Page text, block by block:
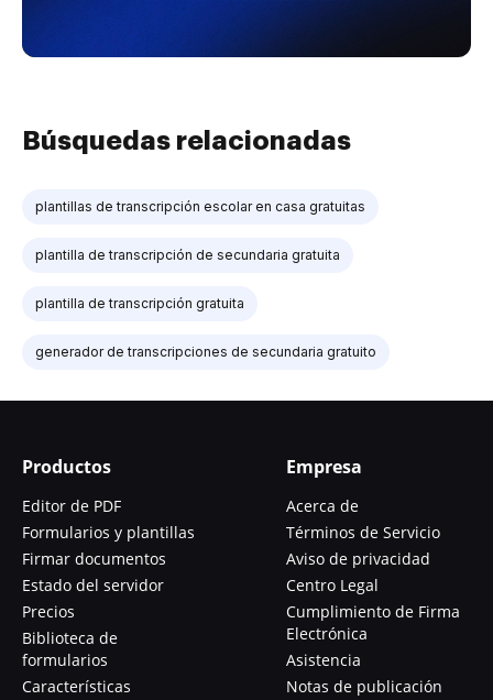
Búsquedas relacionadas
plantillas de transcripción escolar en casa gratuitas
plantilla de transcripción de secundaria gratuita
plantilla de transcripción gratuita
generador de transcripciones de secundaria gratuito
Productos
Editor de PDF
Formularios y plantillas
Firmar documentos
Estado del servidor
Precios
Biblioteca de
formularios
Características
Empresa
Acerca de
Términos de Servicio
Aviso de privacidad
Centro Legal
Cumplimiento de Firma
Electrónica
Asistencia
Notas de publicación